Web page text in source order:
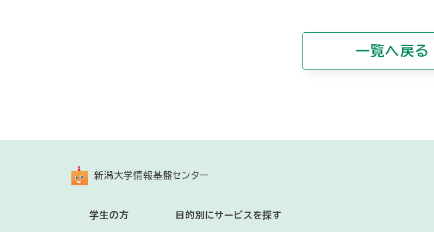
一覧へ戻る
新潟大学情報基盤センター
学生の方 目的別にサービスを探す